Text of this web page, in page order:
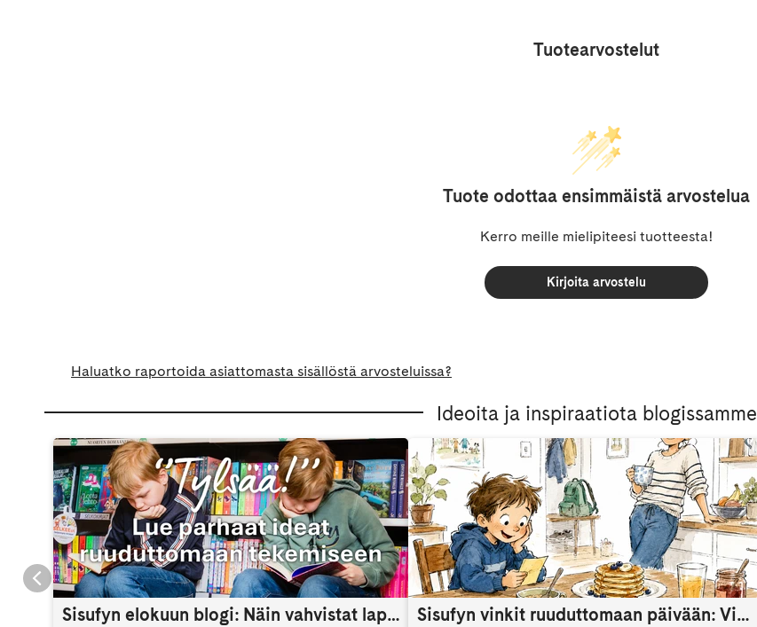
Tuotearvostelut
Tuote odottaa ensimmäistä arvostelua
Kerro meille mielipiteesi tuotteesta!
Kirjoita arvostelu
Haluatko raportoida asiattomasta sisällöstä arvosteluissa?
Ideoita ja inspiraatiota blogissamme
Sisufyn elokuun blogi: Näin vahvistat lapsen itsetuntoa someaikana Sisufyn vinkit ruuduttomaan päivään: Vinkki 9